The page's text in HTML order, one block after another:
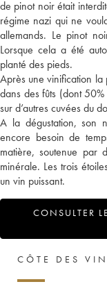
de pinot noir était
régime nazi qui ne
allemands. Le pinot
Lorsque cela a été
planté des pieds.
Après une vinification la
dans des fûts (dont
sur d’autres cuvées du
A la dégustation, son
encore besoin de
matière, soutenue
minérale. Les trois
un vin puissant.
CONSULTER
CÔTE DES